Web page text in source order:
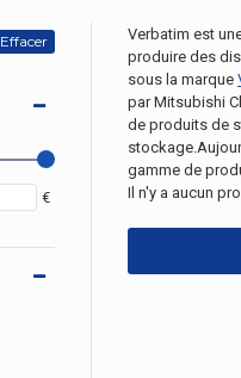
Effacer
€
Verbatim est
produire des
sous la marque
par Mitsubishi
de produits de
gamme de
Il n'y a aucun